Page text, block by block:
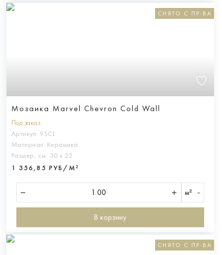
СНЯТО С ПР-ВА
Мозаика Marvel Chevron Cold Wall
Под заказ
Артикул: 9SCL
Материал: Керамика
Размер, см: 30 х 25
1 356,85 РУБ/М²
м²
В корзину
СНЯТО С ПР-ВА